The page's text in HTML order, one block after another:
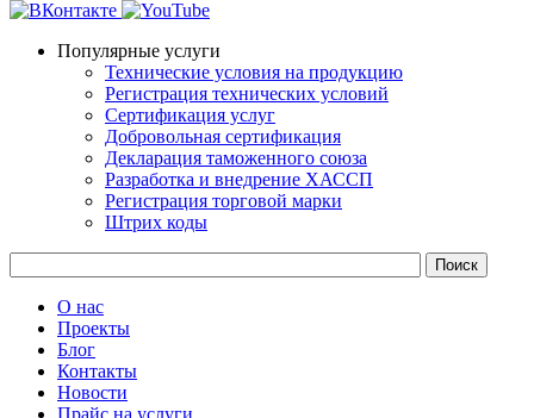
Популярные услуги
Технические условия на продукцию
Регистрация технических условий
Сертификация услуг
Добровольная сертификация
Декларация таможенного союза
Разработка и внедрение ХАССП
Регистрация торговой марки
Штрих коды
О нас
Проекты
Блог
Контакты
Новости
Прайс на услуги